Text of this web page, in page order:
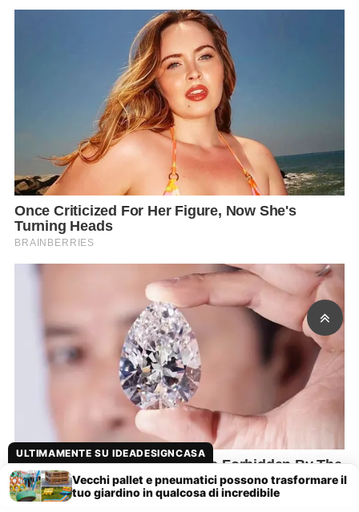
ULTIMAMENTE SU IDEADESIGNCASA
Vecchi pallet e pneumatici possono trasformare il
tuo giardino in qualcosa di incredibile